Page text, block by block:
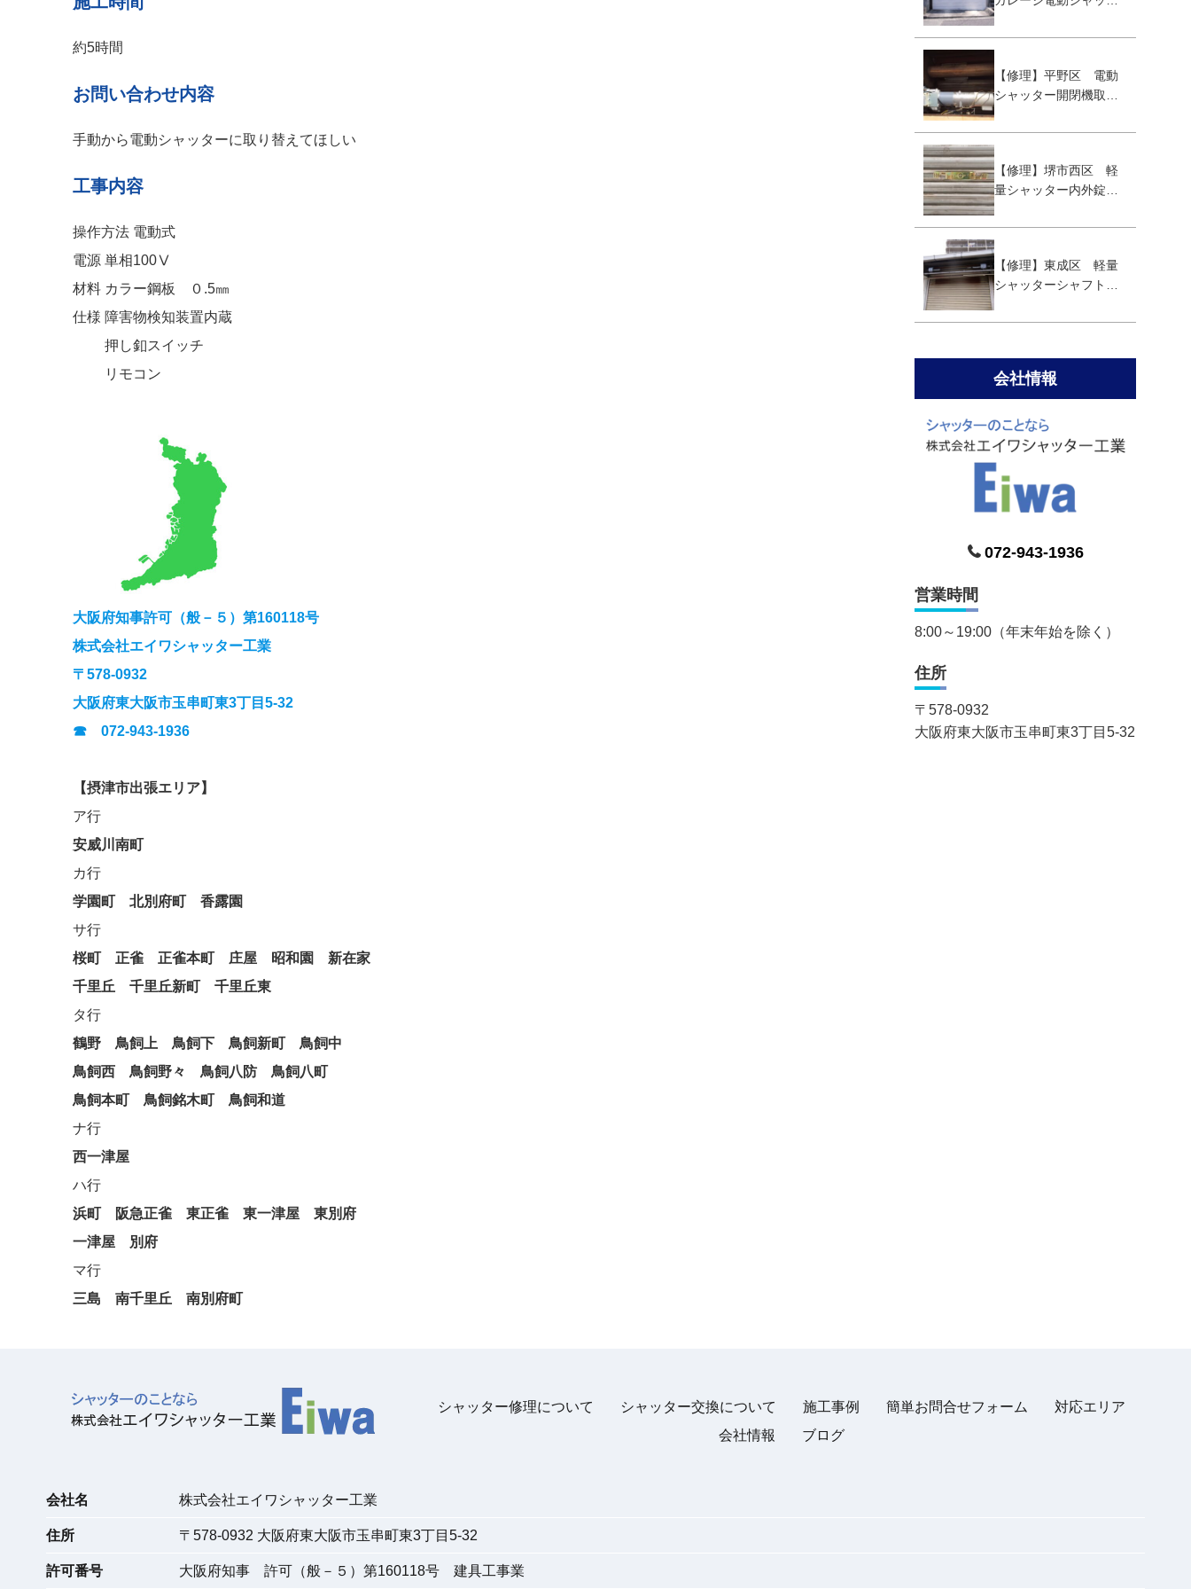
約5時間
お問い合わせ内容
手動から電動シャッターに取り替えてほしい
工事内容
操作方法 電動式
電源 単相100Ⅴ
材料 カラー鋼板 ０.5㎜
仕様 障害物検知装置内蔵
押し釦スイッチ
リモコン
大阪府知事許可（般－５）第160118号
株式会社エイワシャッター工業
〒578-0932
大阪府東大阪市玉串町東3丁目5-32
☎ 072-943-1936
【摂津市出張エリア】
ア行
安威川南町
カ行
学園町
北別府町
香露園
サ行
桜町
正雀 正雀本町 庄屋 昭和園
新在家
千里丘
千里丘新町
千里丘東
タ行
鶴野
鳥飼上 鳥飼下 鳥飼新町
鳥飼中
鳥飼西
鳥飼野々 鳥飼八防
鳥飼八町
鳥飼本町
鳥飼銘木町
鳥飼和道
ナ行
西一津屋
ハ行
浜町
阪急正雀 東正雀 東一津屋
東別府
一津屋
別府
マ行
三島
南千里丘 南別府町
【修理】平野区 電動
シャッター開閉機取替
【修理】堺市西区 軽
量シャッター内外錠取
【修理】東成区 軽量
シャッターシャフト取
会社情報
072-943-1936
営業時間
8:00～19:00（年末年始を除く）
住所
〒 578-0932
大阪府東大阪市玉串町東3丁目5-32
シャッター修理について シャッター交換について 施工事例 簡単お問合せフォーム
対応エリア
会社情報
ブログ
会社名 株式会社エイワシャッター工業
住所 〒 578-0932 大阪府東大阪市玉串町東3丁目5-32
許可番号 大阪府知事 許可（般－５）第160118号 建具工事業